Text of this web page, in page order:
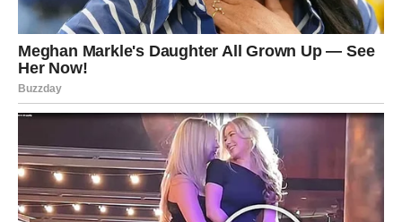
U vašem okruženju postoji osoba koja vam ne govori sve
iskreno i koja pokušava saznati vaše planove. Ne
otkrivajte svakome svoje namjere i pažljivo birajte kome
vjerujete.
Vaša intuicija će tokom ovog vikenda biti veoma jaka i
upravo zato slušajte unutrašnji glas.
Ovo je vikend tokom kojeg biste